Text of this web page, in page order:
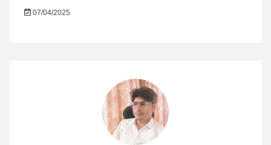
07/04/2025